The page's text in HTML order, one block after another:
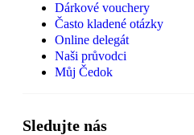
Dárkové vouchery
Často kladené otázky
Online delegát
Naši průvodci
Můj Čedok
Sledujte nás